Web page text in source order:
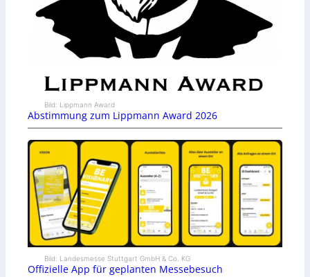
Bild: Lippmann Award
Abstimmung zum Lippmann Award 2026
Bild: Landesmesse Stuttgart GmbH & Co. KG
Offizielle App für geplanten Messebesuch